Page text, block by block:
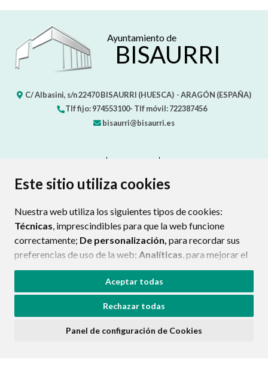
Este sitio utiliza cookies
Nuestra web utiliza los siguientes tipos de cookies:
Técnicas, imprescindibles para que la web funcione
correctamente; De personalización, para recordar sus
preferencias de uso de la web; Analíticas, para mejorar el
funcionamiento de la web y sus servicios.
Si acepta pulsando el botón“Aceptar todas”
consideramos que acepta su uso. Si pulsa el botón
ninguna acción, se guardarán las cookies técnicas
Aceptar todas
Rechazar todas
Panel de configuración de Cookies
Ayuntamiento de
BISAURRI
C/ Albasini, s/n22470BISAURRI (HUESCA) - ARAGÓN (ESPAÑA)
Tlf fijo: 974553100- Tlf móvil: 722387456
bisaurri@bisaurri.es
PROTECCIÓN DE DATOS
POLÍTICA DE COOKIES